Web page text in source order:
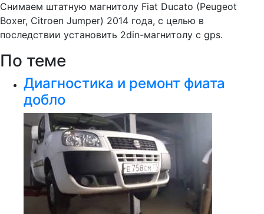
Снимаем штатную магнитолу Fiat Ducato (Peugeot
Boxer, Citroen Jumper) 2014 года, с целью в
последствии установить 2din-магнитолу с gps.
По теме
Диагностика и ремонт фиата
добло